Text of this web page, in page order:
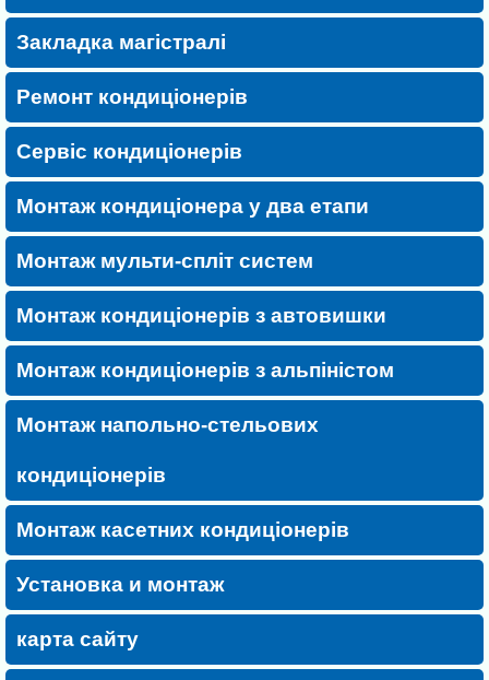
проведення інструктажу персоналу (на пульті);
виначення причин непрацездатності;
невеликий ремонт кондиціонера.
Закладка магістралі
Ремонт кондиціонерів
Сервіс кондиціонерів
Монтаж кондиціонера у два етапи
Монтаж мульти-спліт систем
Монтаж кондиціонерів з автовишки
Монтаж кондиціонерів з альпіністом
Монтаж напольно-стельових
кондиціонерів
Монтаж касетних кондиціонерів
Установка и монтаж
карта сайту